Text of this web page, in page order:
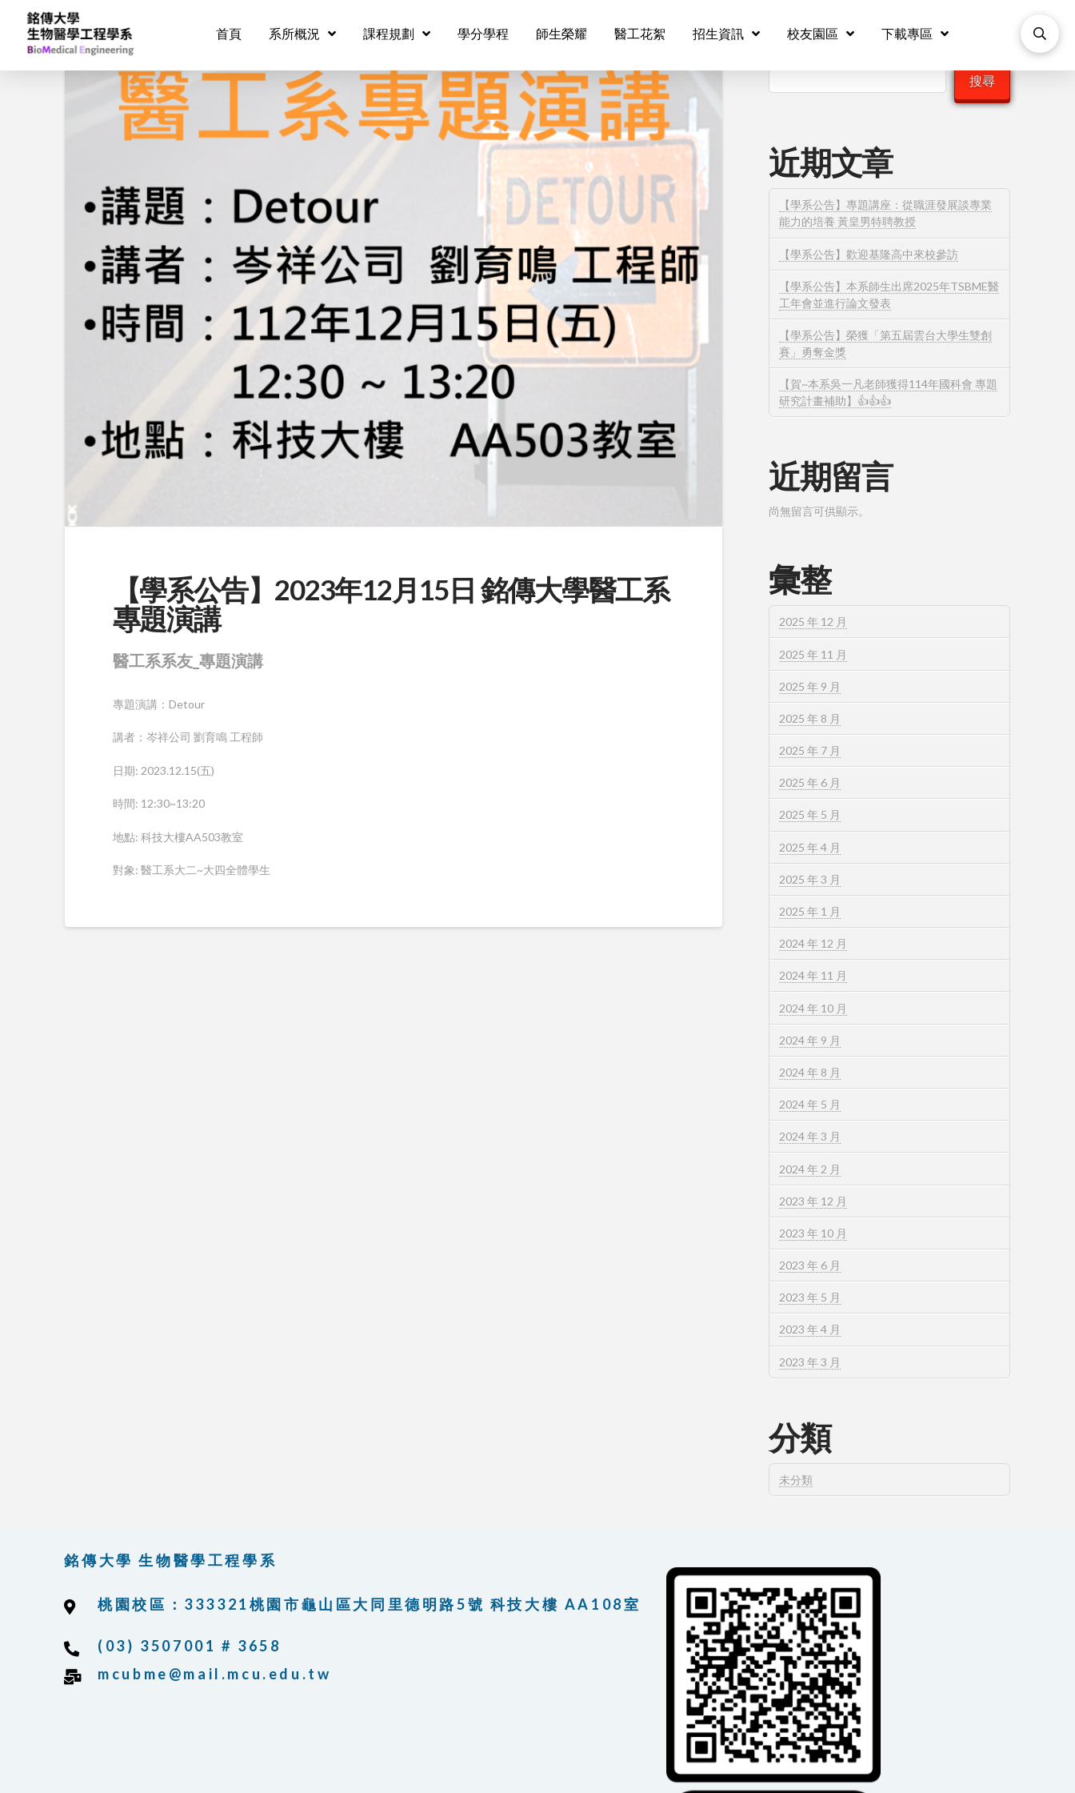
首頁 系所概況 課程規劃 學分學程 師生榮耀 醫工花絮 招生資訊 校友園區 下載專區
【學系公告】2023年12月15日 銘傳大學醫工系
專題演講
醫工系系友_專題演講
專題演講：Detour
講者：岑祥公司 劉育鳴 工程師
日期: 2023.12.15(五)
時間: 12:30~13:20
地點: 科技大樓AA503教室
對象: 醫工系大二~大四全體學生
搜尋
搜尋
近期文章
【學系公告】專題講座：從職涯發展談專業
能力的培養 黃皇男特聘教授
【學系公告】歡迎基隆高中來校參訪
【學系公告】本系師生出席2025年TSBME醫
工年會並進行論文發表
【學系公告】榮獲「第五屆雲台大學生雙創
賽」勇奪金獎
【賀~本系吳一凡老師獲得114年國科會 專題
研究計畫補助】👍👍👍
近期留言
尚無留言可供顯示。
彙整
2025 年 12 月
2025 年 11 月
2025 年 9 月
2025 年 8 月
2025 年 7 月
2025 年 6 月
2025 年 5 月
2025 年 4 月
2025 年 3 月
2025 年 1 月
2024 年 12 月
2024 年 11 月
2024 年 10 月
2024 年 9 月
2024 年 8 月
2024 年 5 月
2024 年 3 月
2024 年 2 月
2023 年 12 月
2023 年 10 月
2023 年 6 月
2023 年 5 月
2023 年 4 月
2023 年 3 月
分類
未分類
銘傳大學 生物醫學工程學系
桃園校區：333321桃園市龜山區大同里德明路5號 科技大樓 AA108室
(03) 3507001 # 3658
mcubme@mail.mcu.edu.tw